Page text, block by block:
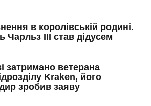
в королівській родині.
Чарльз III став дідусем
затримано ветерана
Kraken, його
зробив заяву